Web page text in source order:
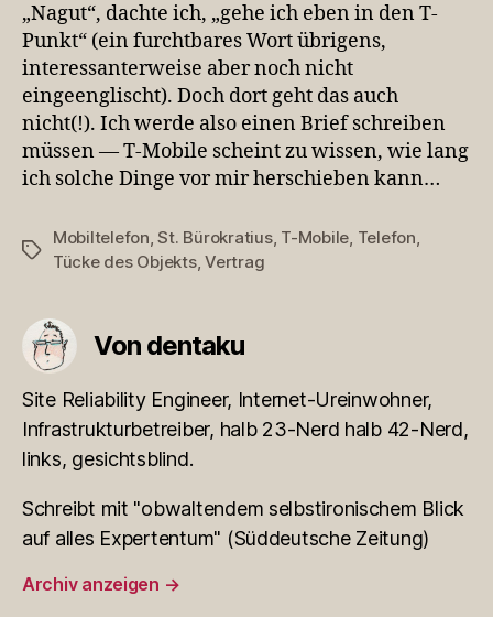
„Nagut“, dachte ich, „gehe ich eben in den T-
Punkt“ (ein furchtbares Wort übrigens,
interessanterweise aber noch nicht
eingeenglischt). Doch dort geht das auch
nicht(!). Ich werde also einen Brief schreiben
müssen — T-Mobile scheint zu wissen, wie lang
ich solche Dinge vor mir herschieben kann…
Schlagwörter
Mobiltelefon,St. Bürokratius, T-Mobile, Telefon,
Tücke des Objekts,Vertrag
Von dentaku
Site Reliability Engineer, Internet-Ureinwohner,
Infrastrukturbetreiber, halb 23-Nerd halb 42-Nerd,
links, gesichtsblind.
Schreibt mit "obwaltendem selbstironischem Blick
auf alles Expertentum" (Süddeutsche Zeitung)
Archiv anzeigen →